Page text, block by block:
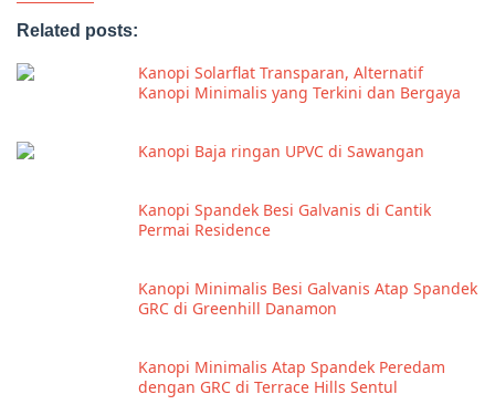
Related posts:
Kanopi Solarflat Transparan, Alternatif
Kanopi Minimalis yang Terkini dan Bergaya
Kanopi Baja ringan UPVC di Sawangan
Kanopi Spandek Besi Galvanis di Cantik
Permai Residence
Kanopi Minimalis Besi Galvanis Atap Spandek
GRC di Greenhill Danamon
Kanopi Minimalis Atap Spandek Peredam
dengan GRC di Terrace Hills Sentul